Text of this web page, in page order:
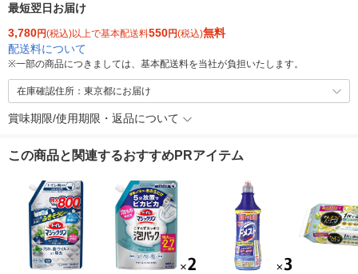
最短翌日お届け
3,780円(税込)以上で基本配送料550円(税込)無料
配送料について
※一部の商品につきましては、基本配送料を当社が負担いたします。
在庫確認住所：東京都にお届け
賞味期限/使用期限・返品について
この商品と関連するおすすめPRアイテム